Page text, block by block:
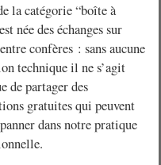
la catégorie “boîte à
née des échanges sur
confères : sans aucune
technique il ne s’agit
de partager des
gratuites qui peuvent
dans notre pratique